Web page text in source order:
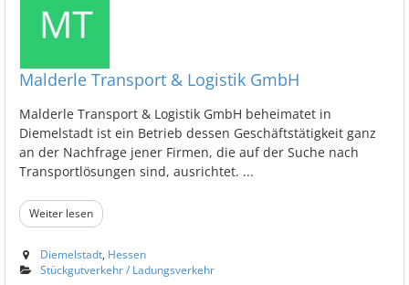
Malderle Transport & Logistik GmbH
Malderle Transport & Logistik GmbH beheimatet in
Diemelstadt ist ein Betrieb dessen Geschäftstätigkeit ganz
an der Nachfrage jener Firmen, die auf der Suche nach
Transportlösungen sind, ausrichtet. ...
Weiter lesen
Diemelstadt, Hessen
Stückgutverkehr / Ladungsverkehr